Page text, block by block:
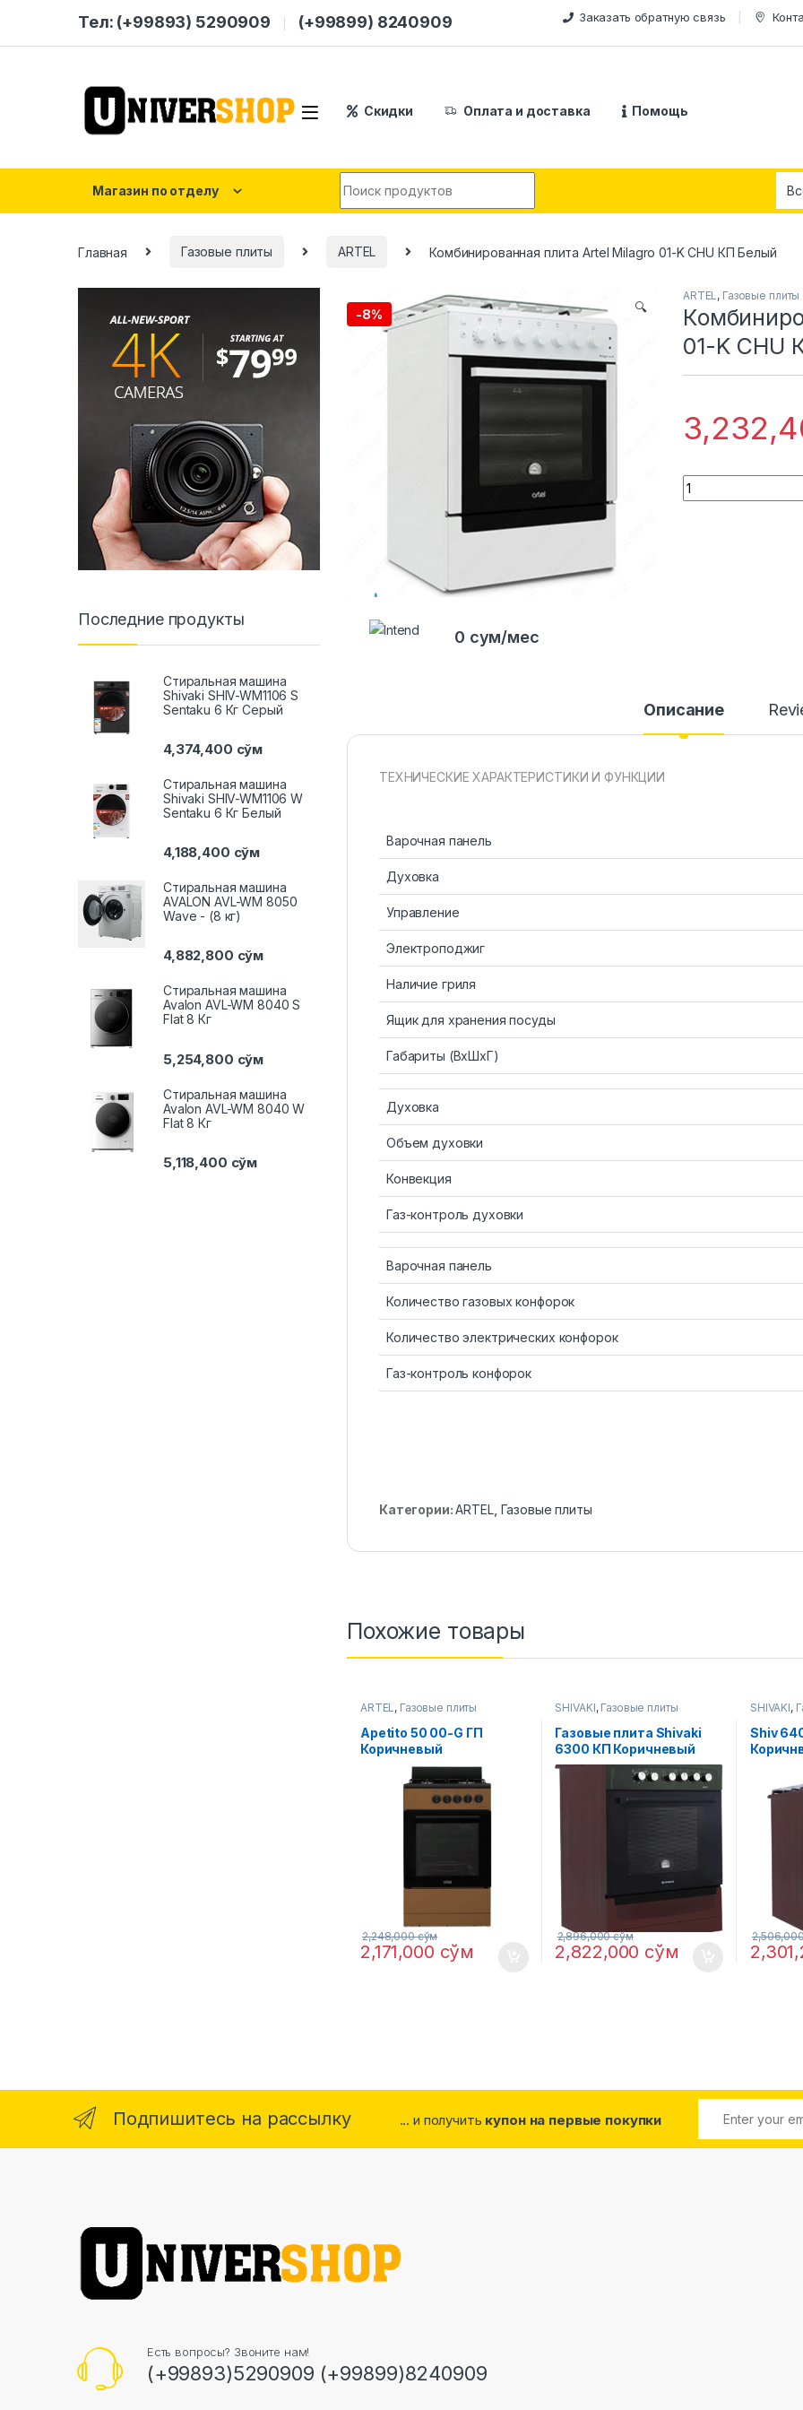
Тел: (+99893) 5290909 (+99899) 8240909 Заказать обратную связь
Скидки Оплата и доставка Помощь
Магазин по отделу
Главная Газовые плиты ARTEL Комбинированная плита Artel Milagro 01-K CHU КП Белый
-8% 🔍
ARTEL, Газовые плиты
01-K CHU
Quantity
0 сум/мес
Описание
ТЕХНИЧЕСКИЕ ХАРАКТЕРИСТИКИ И ФУНКЦИИ
Варочная панель
Духовка
Управление
Электроподжиг
Наличие гриля
Ящик для хранения посуды
Габариты (ВхШхГ)
Духовка
Объем духовки
Конвекция
Газ-контроль духовки
Варочная панель
Количество газовых конфорок
Количество электрических конфорок
Газ-контроль конфорок
Категории:ARTEL, Газовые плиты
Похожие товары
ARTEL, Газовые плиты
Apetito 50 00-G ГП
Коричневый
2,171,000 сўм
2,248,000сўм
SHIVAKI, Газовые плиты
Газовые плитa Shivaki
6300 КП Коричневый
2,822,000 сўм
2,896,000сўм
SHIVAKI,
Shiv
Последние продукты
Стиральная машина
Shivaki SHIV-WM1106 S
Sentaku 6 Кг Серый
4,374,400 сўм
Стиральная машина
Shivaki SHIV-WM1106 W
Sentaku 6 Кг Белый
4,188,400 сўм
Стиральная машина
AVALON AVL-WM 8050
Wave - (8 кг)
4,882,800 сўм
Стиральная машина
Avalon AVL-WM 8040 S
Flat 8 Кг
5,254,800 сўм
Стиральная машина
Avalon AVL-WM 8040 W
Flat 8 Кг
5,118,400 сўм
Подпишитесь на рассылку ... и получить купон на первые покупки
Есть вопросы? Звоните нам!
(+99893)5290909 (+99899)8240909